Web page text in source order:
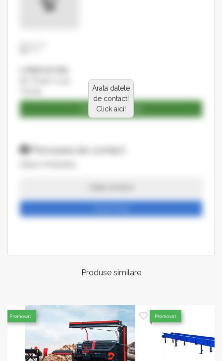
Arata datele
de contact!
Click aici!
Catalog produse
Persoana de contact
Produse similare
Promovat Promovat